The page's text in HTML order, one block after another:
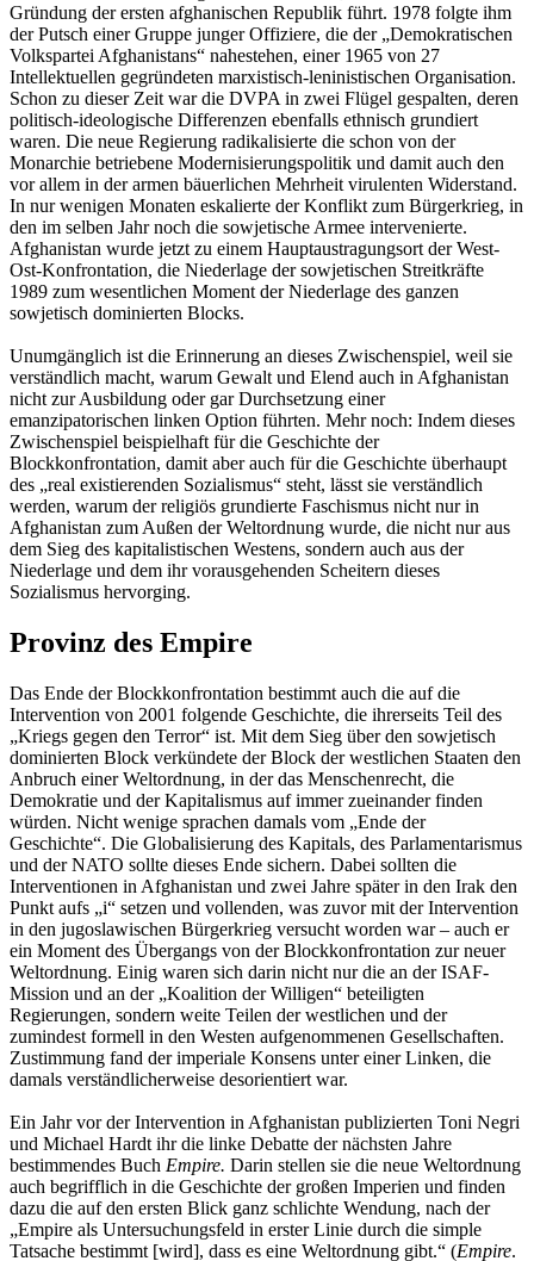
Gründung der ersten afghanischen Republik führt. 1978 folgte ihm
der Putsch einer Gruppe junger Offiziere, die der „Demokratischen
Volkspartei Afghanistans“ nahestehen, einer 1965 von 27
Intellektuellen gegründeten marxistisch-leninistischen Organisation.
Schon zu dieser Zeit war die DVPA in zwei Flügel gespalten, deren
politisch-ideologische Differenzen ebenfalls ethnisch grundiert
waren. Die neue Regierung radikalisierte die schon von der
Monarchie betriebene Modernisierungspolitik und damit auch den
vor allem in der armen bäuerlichen Mehrheit virulenten Widerstand.
In nur wenigen Monaten eskalierte der Konflikt zum Bürgerkrieg, in
den im selben Jahr noch die sowjetische Armee intervenierte.
Afghanistan wurde jetzt zu einem Hauptaustragungsort der West-
Ost-Konfrontation, die Niederlage der sowjetischen Streitkräfte
1989 zum wesentlichen Moment der Niederlage des ganzen
sowjetisch dominierten Blocks.
Unumgänglich ist die Erinnerung an dieses Zwischenspiel, weil sie
verständlich macht, warum Gewalt und Elend auch in Afghanistan
nicht zur Ausbildung oder gar Durchsetzung einer
emanzipatorischen linken Option führten. Mehr noch: Indem dieses
Zwischenspiel beispielhaft für die Geschichte der
Blockkonfrontation, damit aber auch für die Geschichte überhaupt
des „real existierenden Sozialismus“ steht, lässt sie verständlich
werden, warum der religiös grundierte Faschismus nicht nur in
Afghanistan zum Außen der Weltordnung wurde, die nicht nur aus
dem Sieg des kapitalistischen Westens, sondern auch aus der
Niederlage und dem ihr vorausgehenden Scheitern dieses
Sozialismus hervorging.
Provinz des Empire
Das Ende der Blockkonfrontation bestimmt auch die auf die
Intervention von 2001 folgende Geschichte, die ihrerseits Teil des
„Kriegs gegen den Terror“ ist. Mit dem Sieg über den sowjetisch
dominierten Block verkündete der Block der westlichen Staaten den
Anbruch einer Weltordnung, in der das Menschenrecht, die
Demokratie und der Kapitalismus auf immer zueinander finden
würden. Nicht wenige sprachen damals vom „Ende der
Geschichte“. Die Globalisierung des Kapitals, des Parlamentarismus
und der NATO sollte dieses Ende sichern. Dabei sollten die
Interventionen in Afghanistan und zwei Jahre später in den Irak den
Punkt aufs „i“ setzen und vollenden, was zuvor mit der Intervention
in den jugoslawischen Bürgerkrieg versucht worden war – auch er
ein Moment des Übergangs von der Blockkonfrontation zur neuer
Weltordnung. Einig waren sich darin nicht nur die an der ISAF-
Mission und an der „Koalition der Willigen“ beteiligten
Regierungen, sondern weite Teilen der westlichen und der
zumindest formell in den Westen aufgenommenen Gesellschaften.
Zustimmung fand der imperiale Konsens unter einer Linken, die
damals verständlicherweise desorientiert war.
Ein Jahr vor der Intervention in Afghanistan publizierten Toni Negri
und Michael Hardt ihr die linke Debatte der nächsten Jahre
bestimmendes Buch Empire. Darin stellen sie die neue Weltordnung
auch begrifflich in die Geschichte der großen Imperien und finden
dazu die auf den ersten Blick ganz schlichte Wendung, nach der
„Empire als Untersuchungsfeld in erster Linie durch die simple
Tatsache bestimmt [wird], dass es eine Weltordnung gibt.“ (Empire.